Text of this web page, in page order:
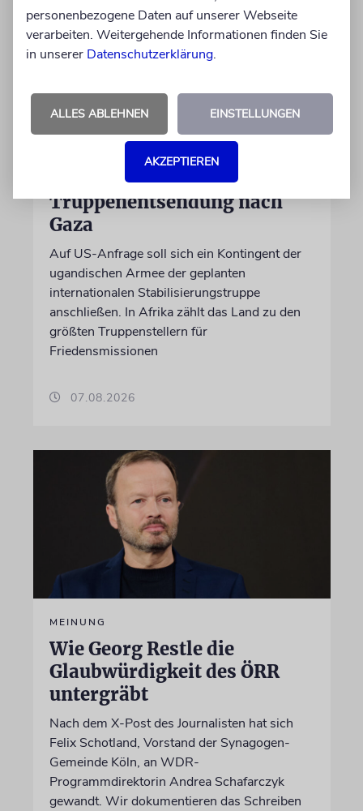
Ugandas Parlament billigt
Truppenentsendung nach
Gaza
Auf US-Anfrage soll sich ein Kontingent der
ugandischen Armee der geplanten
internationalen Stabilisierungstruppe
anschließen. In Afrika zählt das Land zu den
größten Truppenstellern für
Friedensmissionen
07.08.2026
MEINUNG
Wie Georg Restle die
Glaubwürdigkeit des ÖRR
untergräbt
Nach dem X-Post des Journalisten hat sich
Felix Schotland, Vorstand der Synagogen-
Gemeinde Köln, an WDR-
Programmdirektorin Andrea Schafarczyk
gewandt. Wir dokumentieren das Schreiben
personenbezogene Daten auf unserer Webseite
verarbeiten. Weitergehende Informationen finden Sie
in unserer Datenschutzerklärung.
ALLES ABLEHNEN EINSTELLUNGEN
AKZEPTIEREN